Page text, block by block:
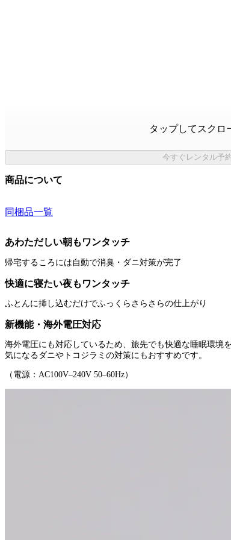
タップしてスクロ
今すぐレンタル予
商品について
同梱品一覧
あわただしい朝もワンタッチ
帰宅するころには自動で消臭・ダニ対策が完了
快適に寝たい夜もワンタッチ
ふとんに挿し込むだけでふっくらさらさらの仕上がり
新機能・海外電圧対応
海外電圧にも対応しているため、旅先でも快適な睡眠環境
気になるダニやトコジラミの対策にもおすすめです。
（電源：AC100V–240V 50–60Hz）